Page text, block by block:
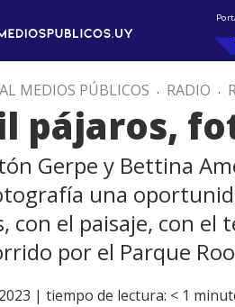
MEDIOS PÚBLICOS . RADIO .
pájaros,
Gerpe y Bettina
una
con el paisaje, con
por el Parque
| tiempo de lectura: < 1